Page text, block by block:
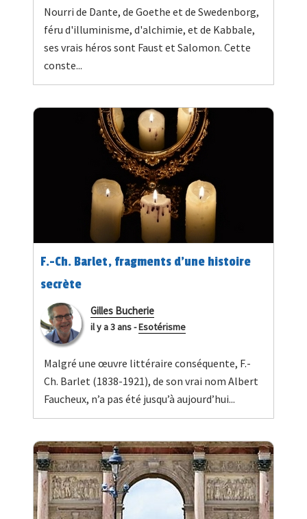
Nourri de Dante, de Goethe et de Swedenborg,
féru d'illuminisme, d'alchimie, et de Kabbale,
ses vrais héros sont Faust et Salomon. Cette
conste...
F.-Ch. Barlet, fragments d'une histoire
secrète
Gilles Bucherie
il y a 3 ans-Esotérisme
Malgré une œuvre littéraire conséquente, F.-
Ch. Barlet (1838-1921), de son vrai nom Albert
Faucheux, n’a pas été jusqu’à aujourd’hui...